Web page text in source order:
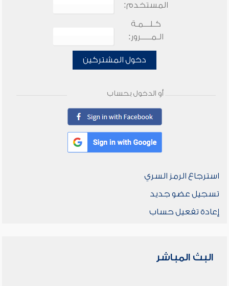
المستخدم:
كـلـــمـة
الـمـــــرور:
دخول المشتركين
أو الدخول بحساب
استرجاع الرمز السري
تسجيل عضو جديد
إعادة تفعيل حساب
البث المباشر